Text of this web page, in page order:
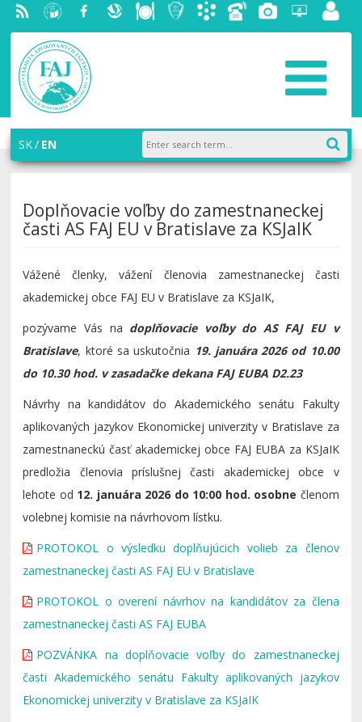
RSS University
of
Economics
in
Bratislava
Facebook
SlovakDiningStudentAcademic
PhoneGalleryHelpdesk
SK EN
Doplňovacie voľby do zamestnaneckej
časti AS FAJ EU v Bratislave za KSJaIK
Vážené členky, vážení členovia zamestnaneckej časti
akademickej obce FAJ EU v Bratislave za KSJaIK,
pozývame Vás na doplňovacie voľby do AS FAJ EU v
Bratislave, ktoré sa uskutočnia 19. januára 2026 od 10.00
do 10.30 hod. v zasadačke dekana FAJ EUBA D2.23
Návrhy na kandidátov do Akademického senátu Fakulty
aplikovaných jazykov Ekonomickej univerzity v Bratislave za
zamestnaneckú časť akademickej obce FAJ EUBA za KSJaIK
predložia členovia príslušnej časti akademickej obce v
lehote od 12. januára 2026 do 10:00 hod. osobne členom
volebnej komisie na návrhovom lístku.
PROTOKOL o výsledku doplňujúcich volieb za členov
zamestnaneckej časti AS FAJ EU v Bratislave
PROTOKOL o overení návrhov na kandidátov za člena
zamestnaneckej časti AS FAJ EUBA
POZVÁNKA na doplňovacie voľby do zamestnaneckej
časti Akademického senátu Fakulty aplikovaných jazykov
Ekonomickej univerzity v Bratislave za KSJaIK